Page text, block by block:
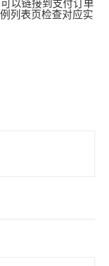
列表页检查对应实